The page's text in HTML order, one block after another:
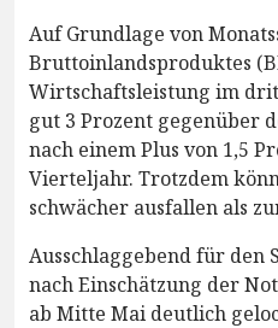
Auf Grundlage von
Bruttoinlandsproduktes
Wirtschaftsleistung im
gut 3 Prozent gegenüber
nach einem Plus von 1,5
Vierteljahr. Trotzdem
schwächer ausfallen als
Ausschlaggebend für den
nach Einschätzung der
ab Mitte Mai deutlich